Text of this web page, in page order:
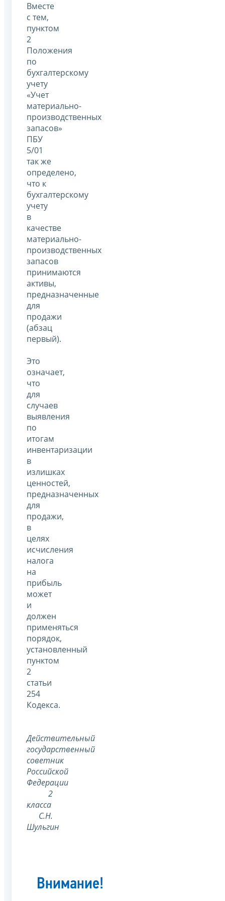
Вместе
с тем,
пунктом
2
Положения
по
бухгалтерскому
учету
«Учет
материально-
производственных
запасов»
ПБУ
5/01
так же
определено,
что к
бухгалтерскому
учету
в
качестве
материально-
производственных
запасов
принимаются
активы,
предназначенные
для
продажи
(абзац
первый).
Это
означает,
что
для
случаев
выявления
по
итогам
инвентаризации
в
излишках
ценностей,
предназначенных
для
продажи,
в
целях
исчисления
налога
на
прибыль
может
и
должен
применяться
порядок,
установленный
пунктом
2
статьи
254
Кодекса.
Действительный
государственный
советник
Российской
Федерации
2
класса
С.Н.
Шульгин
Внимание!